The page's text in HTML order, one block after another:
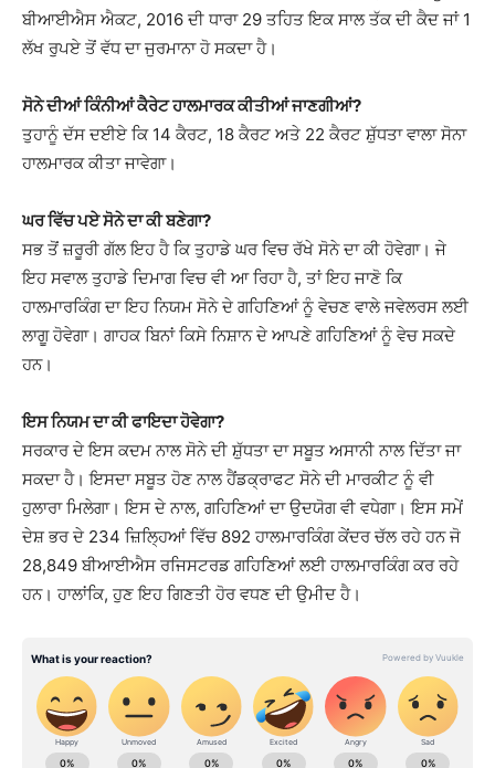
ਬੀਆਈਐਸ ਐਕਟ, 2016 ਦੀ ਧਾਰਾ 29 ਤਹਿਤ ਇਕ ਸਾਲ ਤੱਕ ਦੀ ਕੈਦ ਜਾਂ 1
ਲੱਖ ਰੁਪਏ ਤੋਂ ਵੱਧ ਦਾ ਜੁਰਮਾਨਾ ਹੋ ਸਕਦਾ ਹੈ।
ਸੋਨੇ ਦੀਆਂ ਕਿੰਨੀਆਂ ਕੈਰੇਟ ਹਾਲਮਾਰਕ ਕੀਤੀਆਂ ਜਾਣਗੀਆਂ?
ਤੁਹਾਨੂੰ ਦੱਸ ਦਈਏ ਕਿ 14 ਕੈਰਟ, 18 ਕੈਰਟ ਅਤੇ 22 ਕੈਰਟ ਸ਼ੁੱਧਤਾ ਵਾਲਾ ਸੋਨਾ
ਹਾਲਮਾਰਕ ਕੀਤਾ ਜਾਵੇਗਾ।
ਘਰ ਵਿੱਚ ਪਏ ਸੋਨੇ ਦਾ ਕੀ ਬਣੇਗਾ?
ਸਭ ਤੋਂ ਜ਼ਰੂਰੀ ਗੱਲ ਇਹ ਹੈ ਕਿ ਤੁਹਾਡੇ ਘਰ ਵਿਚ ਰੱਖੇ ਸੋਨੇ ਦਾ ਕੀ ਹੋਵੇਗਾ। ਜੇ
ਇਹ ਸਵਾਲ ਤੁਹਾਡੇ ਦਿਮਾਗ ਵਿਚ ਵੀ ਆ ਰਿਹਾ ਹੈ, ਤਾਂ ਇਹ ਜਾਣੋ ਕਿ
ਹਾਲਮਾਰਕਿੰਗ ਦਾ ਇਹ ਨਿਯਮ ਸੋਨੇ ਦੇ ਗਹਿਣਿਆਂ ਨੂੰ ਵੇਚਣ ਵਾਲੇ ਜਵੇਲਰਸ ਲਈ
ਲਾਗੂ ਹੋਵੇਗਾ। ਗਾਹਕ ਬਿਨਾਂ ਕਿਸੇ ਨਿਸ਼ਾਨ ਦੇ ਆਪਣੇ ਗਹਿਣਿਆਂ ਨੂੰ ਵੇਚ ਸਕਦੇ
ਹਨ।
ਇਸ ਨਿਯਮ ਦਾ ਕੀ ਫਾਇਦਾ ਹੋਵੇਗਾ?
ਸਰਕਾਰ ਦੇ ਇਸ ਕਦਮ ਨਾਲ ਸੋਨੇ ਦੀ ਸ਼ੁੱਧਤਾ ਦਾ ਸਬੂਤ ਅਸਾਨੀ ਨਾਲ ਦਿੱਤਾ ਜਾ
ਸਕਦਾ ਹੈ। ਇਸਦਾ ਸਬੂਤ ਹੋਣ ਨਾਲ ਹੈਂਡਕ੍ਰਾਫਟ ਸੋਨੇ ਦੀ ਮਾਰਕੀਟ ਨੂੰ ਵੀ
ਹੁਲਾਰਾ ਮਿਲੇਗਾ। ਇਸ ਦੇ ਨਾਲ, ਗਹਿਣਿਆਂ ਦਾ ਉਦਯੋਗ ਵੀ ਵਧੇਗਾ। ਇਸ ਸਮੇਂ
ਦੇਸ਼ ਭਰ ਦੇ 234 ਜ਼ਿਲ੍ਹਿਆਂ ਵਿੱਚ 892 ਹਾਲਮਾਰਕਿੰਗ ਕੇਂਦਰ ਚੱਲ ਰਹੇ ਹਨ ਜੋ
28,849 ਬੀਆਈਐਸ ਰਜਿਸਟਰਡ ਗਹਿਣਿਆਂ ਲਈ ਹਾਲਮਾਰਕਿੰਗ ਕਰ ਰਹੇ
ਹਨ। ਹਾਲਾਂਕਿ, ਹੁਣ ਇਹ ਗਿਣਤੀ ਹੋਰ ਵਧਣ ਦੀ ਉਮੀਦ ਹੈ।